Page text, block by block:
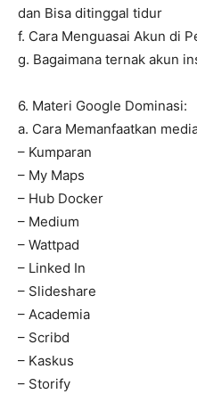
dan Bisa ditinggal tidur
f. Cara Menguasai Akun di
g. Bagaimana ternak akun
6. Materi Google Dominasi:
a. Cara Memanfaatkan
– Kumparan
– My Maps
– Hub Docker
– Medium
– Wattpad
– Linked In
– Slideshare
– Academia
– Scribd
– Kaskus
– Storify